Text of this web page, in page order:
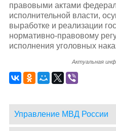
правовыми актами
исполнительной власти,
выработке и реализации
нормативно-правовому
исполнения уголовных
Актуальная
Управление МВД России